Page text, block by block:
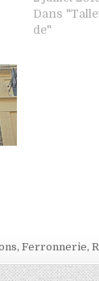
Dans
de"
,Ferronnerie,